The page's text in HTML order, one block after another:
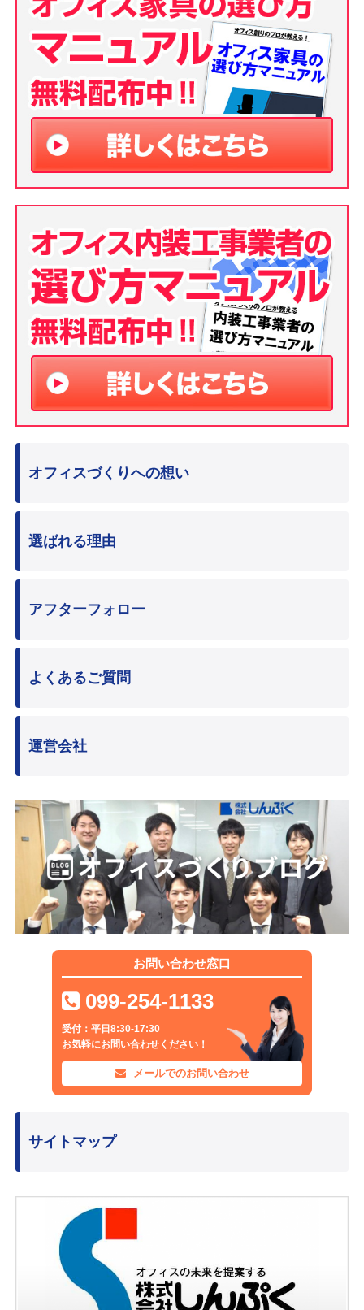
オフィスづくりへの想い
選ばれる理由
アフターフォロー
よくあるご質問
運営会社
お問い合わせ窓口
099-254-1133
受付：平日8:30-17:30
お気軽にお問い合わせください！
メールでのお問い合わせ
サイトマップ